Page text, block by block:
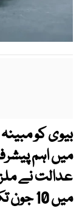
بیوی کو
میں اہم
عدالت نے
میں 10 جون تک توسیع کردی ہے۔